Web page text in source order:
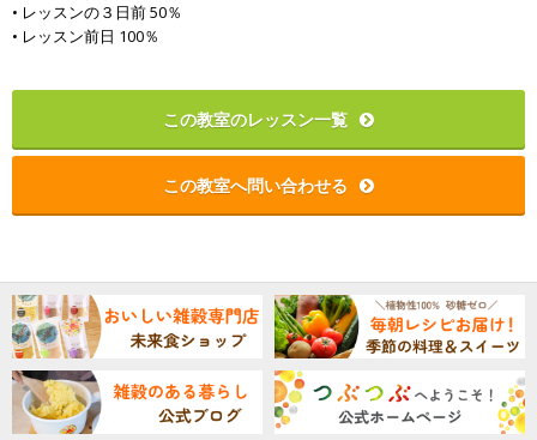
• レッスンの３日前 50％
• レッスン前日 100％
この教室のレッスン一覧
この教室へ問い合わせる